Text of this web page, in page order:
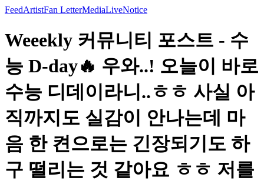
FeedArtistFan LetterMediaLiveNotice
Weeekly 커뮤니티 포스트 - 수
능 D-day🔥 우와..! 오늘이 바로
수능 디데이라니..ㅎㅎ 사실 아
직까지도 실감이 안나는데 마
음 한 켠으로는 긴장되기도 하
구 떨리는 것 같아요 ㅎㅎ 저를